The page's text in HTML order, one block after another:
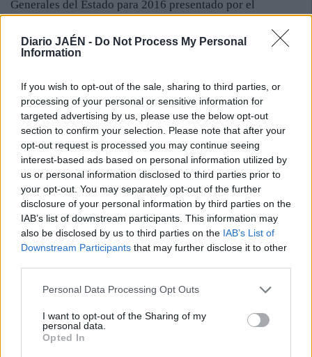
Diario JAÉN - Do Not Process My Personal
Information
If you wish to opt-out of the sale, sharing to third parties, or
processing of your personal or sensitive information for
targeted advertising by us, please use the below opt-out
section to confirm your selection. Please note that after your
opt-out request is processed you may continue seeing
interest-based ads based on personal information utilized by
us or personal information disclosed to third parties prior to
your opt-out. You may separately opt-out of the further
disclosure of your personal information by third parties on the
IAB’s list of downstream participants. This information may
also be disclosed by us to third parties on the IAB’s List of
Downstream Participants that may further disclose it to other
Personal Data Processing Opt Outs
I want to opt-out of the Sharing of my
personal data.
Opted In
Generales del Estado para 2016 presentado por el
manos del ministro de Hacienda y Administraciones
Públicas, Cristóbal Montoro, el debate de los
“gallardía” por no debatir desde la tribuna del Congreso
con los partidos de la oposición. Se explica así ya que,
aunque el presidente no interviniera en el Pleno, sí
respondió después en los pasillos del Congreso en
declaraciones a los medios de comunicación a Pedro
Sánchez.